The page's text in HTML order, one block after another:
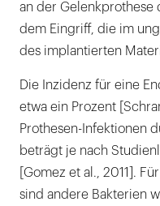
an der Gelenkprothese
dem Eingriff, die im
des implantierten
Die Inzidenz für eine
etwa ein Prozent
Prothesen-Infektionen
beträgt je nach
[Gomez et al., 2011].
sind andere Bakterien